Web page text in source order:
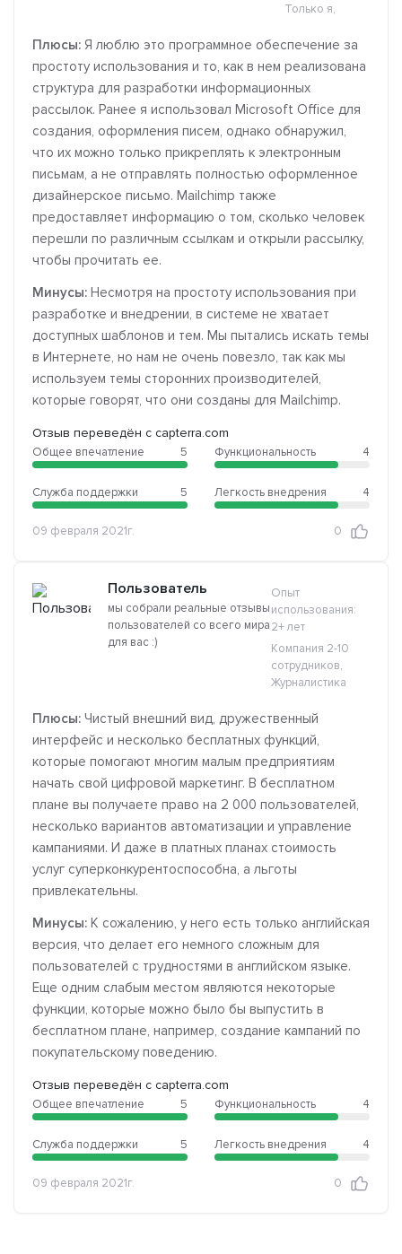
Только я,
Плюсы: Я люблю это программное обеспечение за
простоту использования и то, как в нем реализована
структура для разработки информационных
рассылок. Ранее я использовал Microsoft Office для
создания, оформления писем, однако обнаружил,
что их можно только прикреплять к электронным
письмам, а не отправлять полностью оформленное
дизайнерское письмо. Mailchimp также
предоставляет информацию о том, сколько человек
перешли по различным ссылкам и открыли рассылку,
чтобы прочитать ее.
Минусы: Несмотря на простоту использования при
разработке и внедрении, в системе не хватает
доступных шаблонов и тем. Мы пытались искать темы
в Интернете, но нам не очень повезло, так как мы
используем темы сторонних производителей,
которые говорят, что они созданы для Mailchimp.
Отзыв переведён с capterra.com
Общее впечатление 5
Служба поддержки 5
Функциональность 4
Легкость внедрения 4
09 февраля 2021г. 0
Пользователь
мы собрали реальные отзывы
пользователей со всего мира
для вас :)
Опыт
использования:
2+ лет
Компания 2-10
сотрудников,
Журналистика
Плюсы: Чистый внешний вид, дружественный
интерфейс и несколько бесплатных функций,
которые помогают многим малым предприятиям
начать свой цифровой маркетинг. В бесплатном
плане вы получаете право на 2 000 пользователей,
несколько вариантов автоматизации и управление
кампаниями. И даже в платных планах стоимость
услуг суперконкурентоспособна, а льготы
привлекательны.
Минусы: К сожалению, у него есть только английская
версия, что делает его немного сложным для
пользователей с трудностями в английском языке.
Еще одним слабым местом являются некоторые
функции, которые можно было бы выпустить в
бесплатном плане, например, создание кампаний по
покупательскому поведению.
Отзыв переведён с capterra.com
Общее впечатление 5
Служба поддержки 5
Функциональность 4
Легкость внедрения 4
09 февраля 2021г. 0